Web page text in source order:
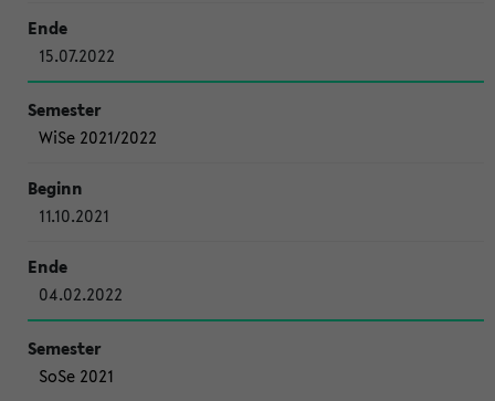
15.07.2022
WiSe 2021/2022
11.10.2021
04.02.2022
SoSe 2021